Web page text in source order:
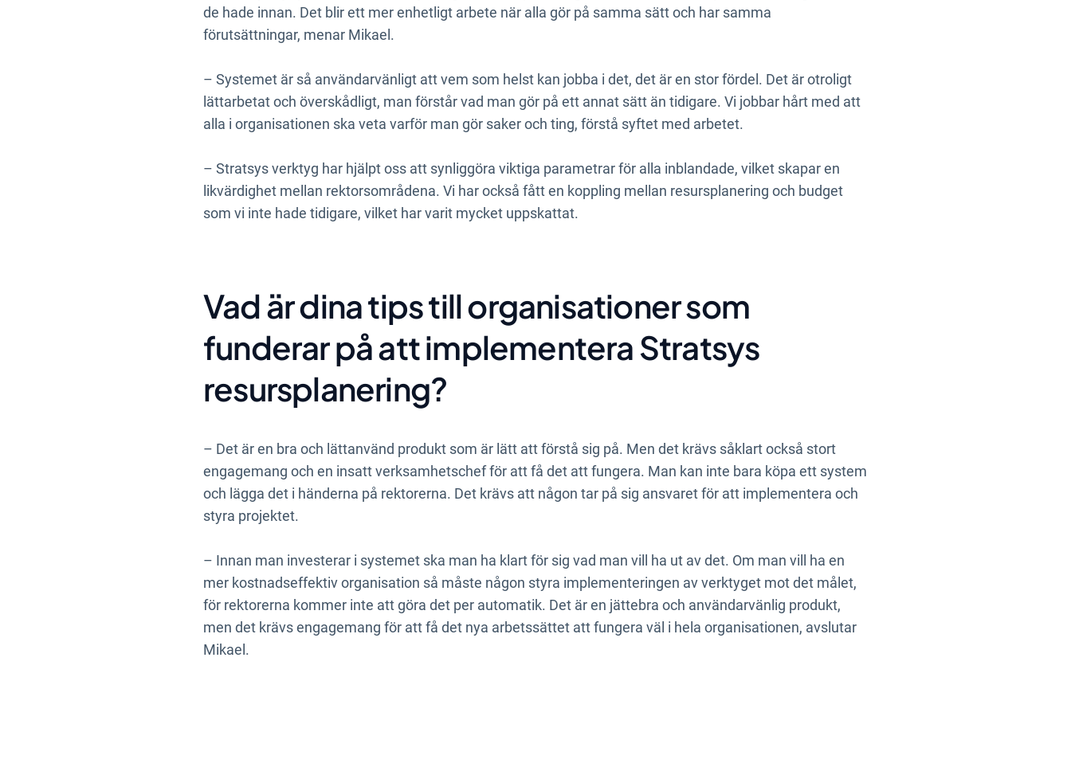
de hade innan. Det blir ett mer enhetligt arbete när alla gör på samma sätt och har samma
förutsättningar, menar Mikael.
– Systemet är så användarvänligt att vem som helst kan jobba i det, det är en stor fördel. Det är otroligt
lättarbetat och överskådligt, man förstår vad man gör på ett annat sätt än tidigare. Vi jobbar hårt med att
alla i organisationen ska veta varför man gör saker och ting, förstå syftet med arbetet.
– Stratsys verktyg har hjälpt oss att synliggöra viktiga parametrar för alla inblandade, vilket skapar en
likvärdighet mellan rektorsområdena. Vi har också fått en koppling mellan resursplanering och budget
som vi inte hade tidigare, vilket har varit mycket uppskattat.
Vad är dina tips till organisationer som
funderar på att implementera Stratsys
resursplanering?
– Det är en bra och lättanvänd produkt som är lätt att förstå sig på. Men det krävs såklart också stort
engagemang och en insatt verksamhetschef för att få det att fungera. Man kan inte bara köpa ett system
och lägga det i händerna på rektorerna. Det krävs att någon tar på sig ansvaret för att implementera och
styra projektet.
– Innan man investerar i systemet ska man ha klart för sig vad man vill ha ut av det. Om man vill ha en
mer kostnadseffektiv organisation så måste någon styra implementeringen av verktyget mot det målet,
för rektorerna kommer inte att göra det per automatik. Det är en jättebra och användarvänlig produkt,
men det krävs engagemang för att få det nya arbetssättet att fungera väl i hela organisationen, avslutar
Mikael.